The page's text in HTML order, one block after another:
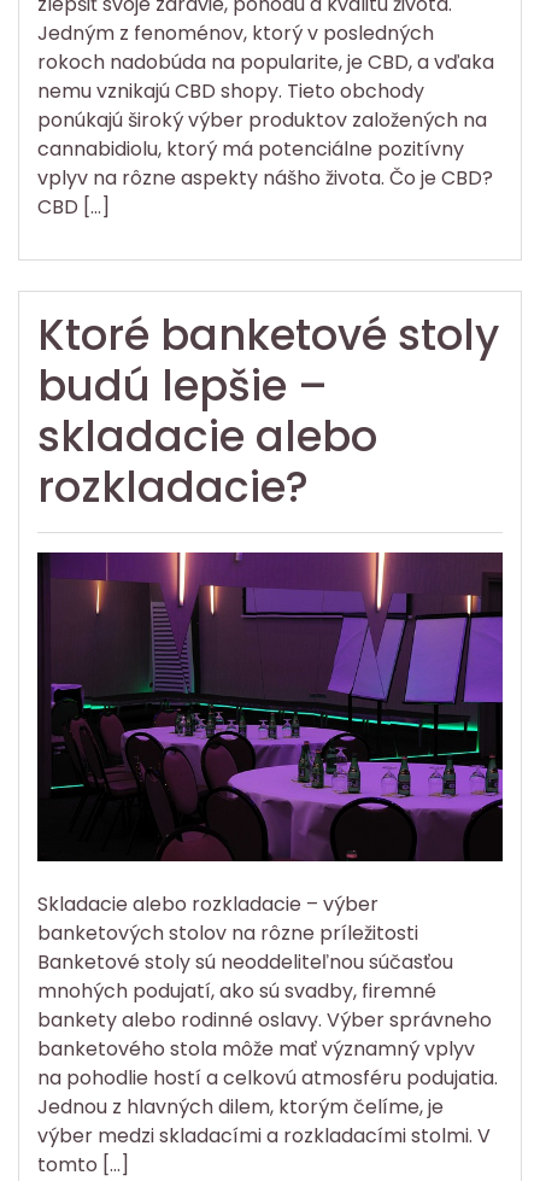
Jedným z fenoménov, ktorý v posledných
rokoch nadobúda na popularite, je CBD, a vďaka
nemu vznikajú CBD shopy. Tieto obchody
ponúkajú široký výber produktov založených na
cannabidiolu, ktorý má potenciálne pozitívny
vplyv na rôzne aspekty nášho života. Čo je CBD?
CBD […]
Ktoré banketové stoly
budú lepšie –
skladacie alebo
rozkladacie?
Skladacie alebo rozkladacie – výber
banketových stolov na rôzne príležitosti
Banketové stoly sú neoddeliteľnou súčasťou
mnohých podujatí, ako sú svadby, firemné
bankety alebo rodinné oslavy. Výber správneho
banketového stola môže mať významný vplyv
na pohodlie hostí a celkovú atmosféru podujatia.
Jednou z hlavných dilem, ktorým čelíme, je
výber medzi skladacími a rozkladacími stolmi. V
tomto […]